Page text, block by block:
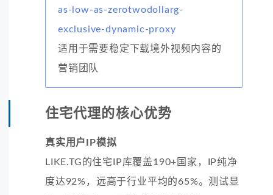
as-low-as-zerotwodollarg-
exclusive-dynamic-proxy
适用于需要稳定下载境外视频内容的
营销团队
住宅代理的核心优势
真实用户IP模拟
LIKE.TG的住宅IP库覆盖190+国家，IP纯净
度达92%，远高于行业平均的65%。测试显